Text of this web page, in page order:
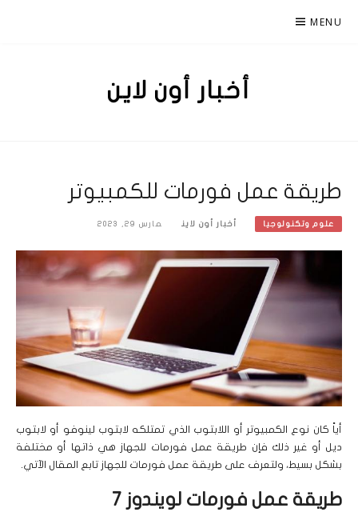
MENU
أخبار أون لاين
طريقة عمل فورمات للكمبيوتر
علوم وتكنولوجيا أخبار أون لاين مارس 29, 2023
أياً كان نوع الكمبيوتر أو اللابتوب الذي تمتلكه لابتوب لينوفو أو لابتوب
ديل أو غير ذلك فإن طريقة عمل فورمات للجهاز هي ذاتها أو مختلفة
بشكل بسيط، ولتعرف على طريقة عمل فورمات للجهاز تابع المقال الآتي.
طريقة عمل فورمات لويندوز 7